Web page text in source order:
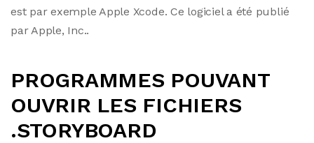
est par exemple Apple Xcode. Ce logiciel a été publié
par Apple, Inc..
PROGRAMMES POUVANT
OUVRIR LES FICHIERS
.STORYBOARD